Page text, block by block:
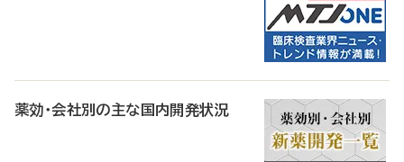
薬効・会社別の主な国内開発状況